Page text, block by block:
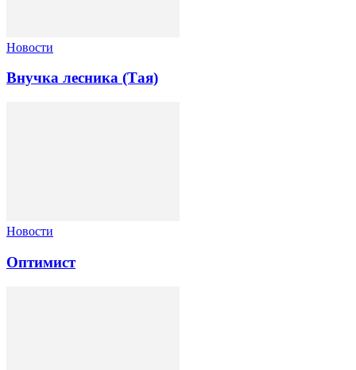
Новости
Внучка лесника (Тая)
Новости
Оптимист